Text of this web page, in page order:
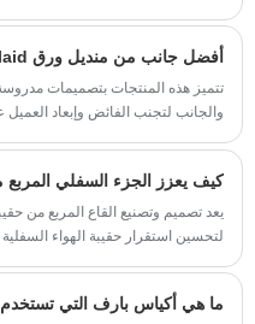
بيئات الرعاية الصحية، تساعد هذه
غير المتوقع بكفاءة.
أفضل جانب من منديل ورق Airlaid
تتميز هذه المنتجات بتصميمات
والجانب لتجنب الفائض وإبعاد العميل
يعد تصميم وتصنيع القاع المربع من
لتحسين استقرار حقيبة الهواء السفلية